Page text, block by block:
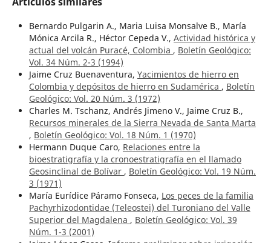
Bernardo Pulgarin A., Maria Luisa Monsalve B., María
Mónica Arcila R., Héctor Cepeda V., Actividad histórica y
actual del volcán Puracé, Colombia , Boletín Geológico:
Vol. 34 Núm. 2-3 (1994)
Jaime Cruz Buenaventura, Yacimientos de hierro en
Colombia y depósitos de hierro en Sudamérica , Boletín
Geológico: Vol. 20 Núm. 3 (1972)
Charles M. Tschanz, Andrés Jimeno V., Jaime Cruz B.,
Recursos minerales de la Sierra Nevada de Santa Marta
, Boletín Geológico: Vol. 18 Núm. 1 (1970)
Hermann Duque Caro, Relaciones entre la
bioestratigrafía y la cronoestratigrafía en el llamado
Geosinclinal de Bolívar , Boletín Geológico: Vol. 19 Núm.
3 (1971)
María Eurídice Páramo Fonseca, Los peces de la familia
Pachyrhizodontidae (Teleostei) del Turoniano del Valle
Superior del Magdalena , Boletín Geológico: Vol. 39
Núm. 1-3 (2001)